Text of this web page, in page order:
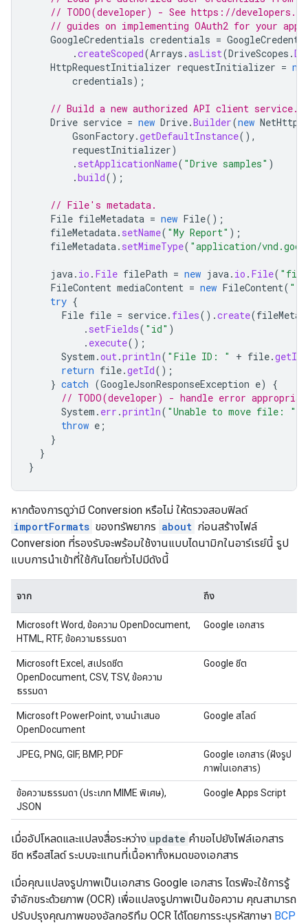
// TODO(developer) - See https://
// guides on implementing OAuth2 for your
GoogleCredentials credentials =
.createScoped(Arrays .asList(DriveScopes .
HttpRequestInitializer requestInitializer = new
credentials);
// Build a new authorized API client service.
Drive service = new Drive.Builder(new
GsonFactory.getDefaultInstance(),
requestInitializer)
. setApplicationName( "Drive samples" )
.build();
// File's metadata.
File fileMetadata = new File();
fileMetadata. setName( "My Report" );
fileMetadata. setMimeType( "application/
java. io . File filePath = new java. io . File(
FileContent mediaContent = new FileContent(
try {
File file = service. files().create(
. setFields( "id" )
. execute();
System .out.println( "File ID: " + file.getId
return file.getId();
} catch (GoogleJsonResponseException e)
{
// TODO(developer) - handle error
System . err .println( "Unable to move file: "
throw e ;
}
}
}
หากต้องการดูว่ามี Conversion หรือไม่ ให้ตรวจสอบฟิลด์
importFormats ของทรัพยากร about ก่อนสร้างไฟล์
Conversion ที่รองรับจะพร้อมใช้งานแบบไดนามิกในอาร์เรย์นี้ รูป
แบบการนำเข้าที่ใช้กันโดยทั่วไปมีดังนี้
จาก ถึง
Microsoft Word, ข้อความ OpenDocument,
HTML, RTF, ข้อความธรรมดา
Google เอกสาร
Microsoft Excel, สเปรดชีต
OpenDocument, CSV, TSV, ข้อความ
ธรรมดา
Google ชีต
Microsoft PowerPoint, งานนำเสนอ
OpenDocument
Google สไลด์
JPEG, PNG, GIF, BMP, PDF
Google เอกสาร (ฝังรูป
ภาพในเอกสาร)
ข้อความธรรมดา (ประเภท MIME พิเศษ),
JSON
Google Apps Script
เมื่ออัปโหลดและแปลงสื่อระหว่าง update คำขอไปยังไฟล์เอกสาร
ชีต หรือสไลด์ ระบบจะแทนที่เนื้อหาทั้งหมดของเอกสาร
เมื่อคุณแปลงรูปภาพเป็นเอกสาร Google เอกสาร ไดรฟ์จะใช้การรู้
จำอักขระด้วยภาพ (OCR) เพื่อแปลงรูปภาพเป็นข้อความ คุณสามารถ
ปรับปรุงคุณภาพของอัลกอริทึม OCR ได้โดยการระบุรหัสภาษา BCP